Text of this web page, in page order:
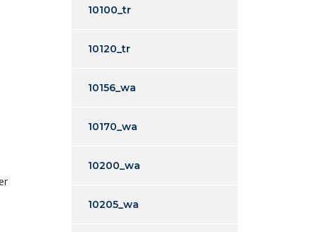
10100_tr
10120_tr
10156_wa
10170_wa
10200_wa
10205_wa